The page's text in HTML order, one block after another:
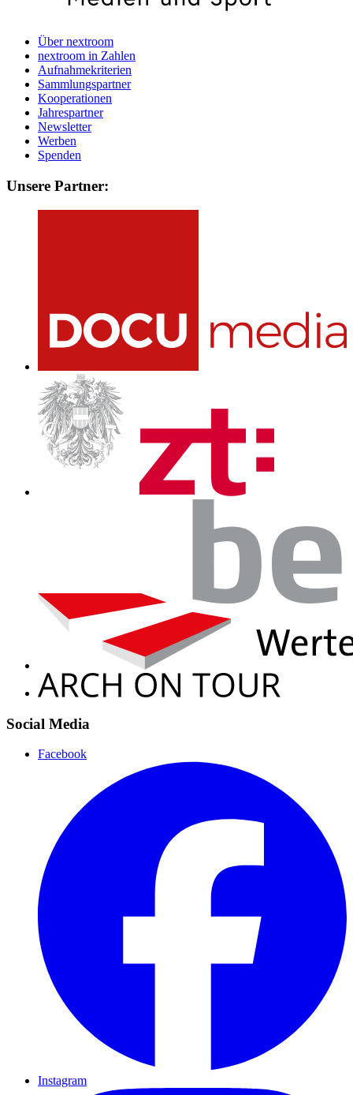
Über nextroom
nextroom in Zahlen
Aufnahmekriterien
Sammlungspartner
Kooperationen
Jahrespartner
Newsletter
Werben
Spenden
Unsere Partner:
Social Media
Facebook
Instagram